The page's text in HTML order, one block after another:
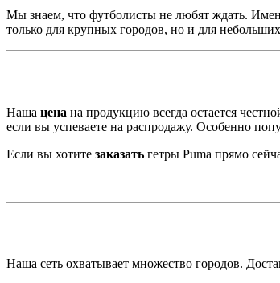
Мы знаем, что футболисты не любят ждать.
только для крупных городов, но и для
Наша цена на продукцию всегда остается
если вы успеваете на распродажу. Особенно
Если вы хотите заказать гетры Puma прямо
Наша сеть охватывает множество городов.